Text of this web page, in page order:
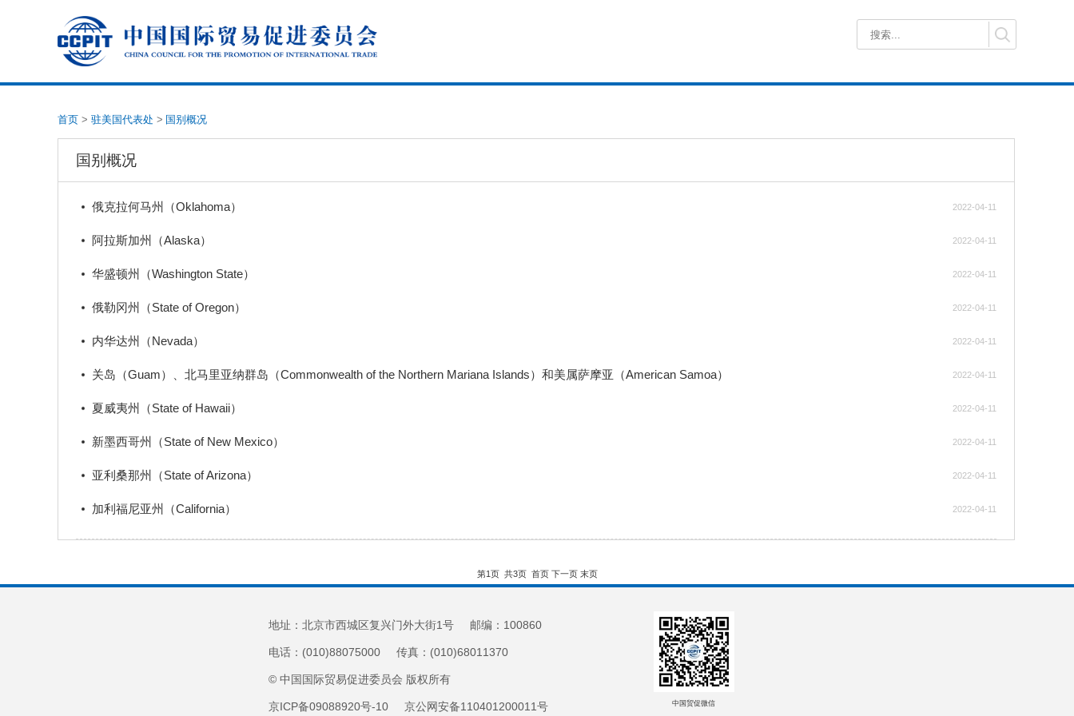
首页 > 驻美国代表处 > 国别概况
国别概况
俄克拉何马州（Oklahoma） 2022-04-11
阿拉斯加州（Alaska） 2022-04-11
华盛顿州（Washington State） 2022-04-11
俄勒冈州（State of Oregon） 2022-04-11
内华达州（Nevada） 2022-04-11
关岛（Guam）、北马里亚纳群岛（Commonwealth of the Northern Mariana Islands）和美属萨摩亚（American Samoa） 2022-04-11
夏威夷州（State of Hawaii） 2022-04-11
新墨西哥州（State of New Mexico） 2022-04-11
亚利桑那州（State of Arizona） 2022-04-11
加利福尼亚州（California） 2022-04-11
第1页 共3页 首页 下一页 末页
地址：北京市西城区复兴门外大街1号 邮编：100860
电话：(010)88075000 传真：(010)68011370
© 中国国际贸易促进委员会 版权所有
京ICP备09088920号-10 京公网安备110401200011号 中国贸促微信